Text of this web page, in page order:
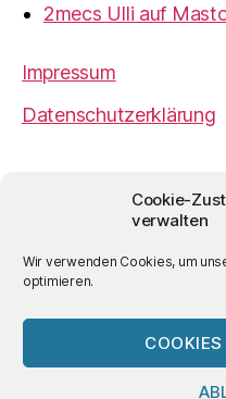
Cookie-
verwalten
Wir verwenden Cookies, um
optimieren.
COOKIES
2mecs Ulli auf
Impressum
Datenschutzerklärung
Ulrich
anders angegeben
Lizenz.